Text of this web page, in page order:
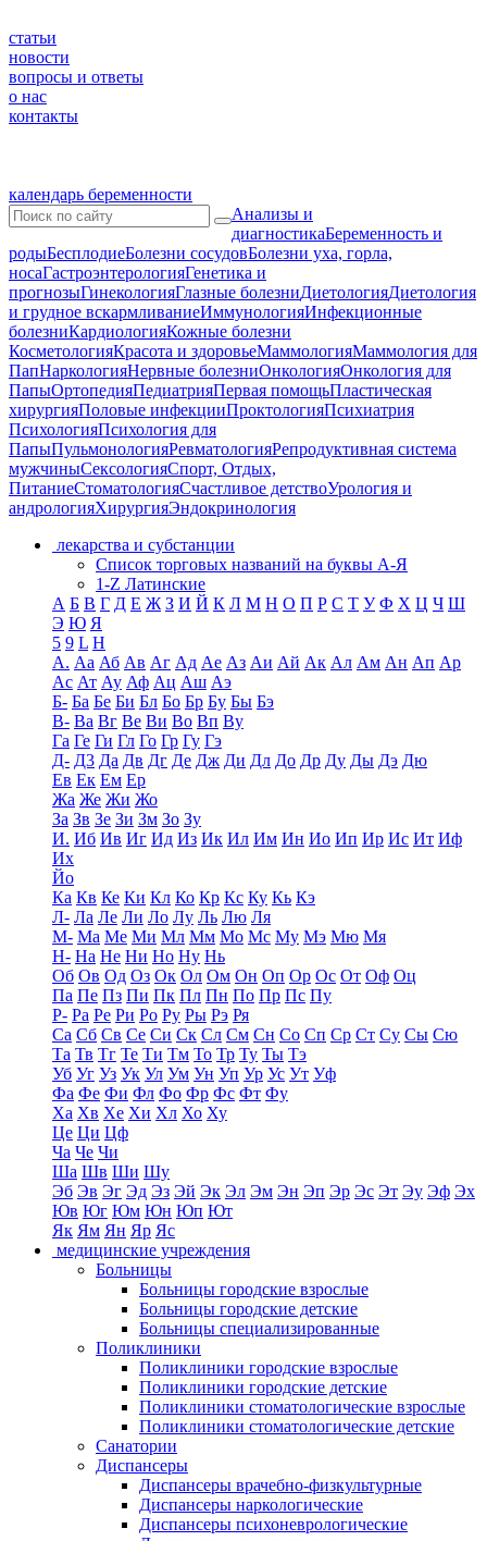
статьи
новости
вопросы и ответы
о нас
контакты
календарь беременности
Анализы и
диагностикаБеременность и
родыБесплодиеБолезни сосудовБолезни уха, горла,
носаГастроэнтерологияГенетика и
прогнозыГинекологияГлазные болезниДиетологияДиетология
и грудное вскармливаниеИммунологияИнфекционные
болезниКардиологияКожные болезни
КосметологияКрасота и здоровьеМаммологияМаммология для
ПапНаркологияНервные болезниОнкологияОнкология для
ПапыОртопедияПедиатрияПервая помощьПластическая
хирургияПоловые инфекцииПроктологияПсихиатрия
ПсихологияПсихология для
ПапыПульмонологияРевматологияРепродуктивная система
мужчиныСексологияСпорт, Отдых,
ПитаниеСтоматологияСчастливое детствоУрология и
андрологияХирургияЭндокринология
лекарства и субстанции
Список торговых названий на буквы А-Я
1-Z Латинские
А Б В Г Д Е Ж З И Й К Л М Н О П Р С Т У Ф Х Ц Ч Ш
Э Ю Я
5 9 L H
А. Аа Аб Ав Аг Ад Ае Аз Аи Ай Ак Ал Ам Ан Ап Ар
Ас Ат Ау Аф Ац Аш Аэ
Б- Ба Бе Би Бл Бо Бр Бу Бы Бэ
В- Ва Вг Ве Ви Во Вп Ву
Га Ге Ги Гл Го Гр Гу Гэ
Д- Д3 Да Дв Дг Де Дж Ди Дл До Др Ду Ды Дэ Дю
Ев Ек Ем Ер
Жа Же Жи Жо
За Зв Зе Зи Зм Зо Зу
И. Иб Ив Иг Ид Из Ик Ил Им Ин Ио Ип Ир Ис Ит Иф
Их
Йо
Ка Кв Ке Ки Кл Ко Кр Кс Ку Кь Кэ
Л- Ла Ле Ли Ло Лу Ль Лю Ля
М- Ма Ме Ми Мл Мм Мо Мс Му Мэ Мю Мя
Н- На Не Ни Но Ну Нь
Об Ов Од Оз Ок Ол Ом Он Оп Ор Ос От Оф Оц
Па Пе Пз Пи Пк Пл Пн По Пр Пс Пу
Р- Ра Ре Ри Ро Ру Ры Рэ Ря
Са Сб Св Се Си Ск Сл См Сн Со Сп Ср Ст Су Сы Сю
Та Тв Тг Те Ти Тм То Тр Ту Ты Тэ
Уб Уг Уз Ук Ул Ум Ун Уп Ур Ус Ут Уф
Фа Фе Фи Фл Фо Фр Фс Фт Фу
Ха Хв Хе Хи Хл Хо Ху
Це Ци Цф
Ча Че Чи
Ша Шв Ши Шу
Эб Эв Эг Эд Эз Эй Эк Эл Эм Эн Эп Эр Эс Эт Эу Эф Эх
Юв Юг Юм Юн Юп Ют
Як Ям Ян Яр Яс
медицинские учреждения
Больницы
Больницы городские взрослые
Больницы городские детские
Больницы специализированные
Поликлиники
Поликлиники городские взрослые
Поликлиники городские детские
Поликлиники стоматологические взрослые
Поликлиники стоматологические детские
Санатории
Диспансеры
Диспансеры врачебно-физкультурные
Диспансеры наркологические
Диспансеры психоневрологические